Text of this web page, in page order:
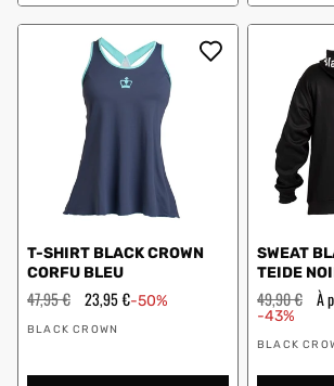
T-SHIRT BLACK CROWN
CORFU BLEU
Prix
régulier
47,95 € Prix
solde
23,95 €-50%
Vendeur
BLACK CROWN
SWEAT
TEIDE
Prix
régulier
49,90 €
en
À
-43%
Vendeur
BLACK